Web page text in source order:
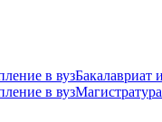
Бакалавриат
Магистратура